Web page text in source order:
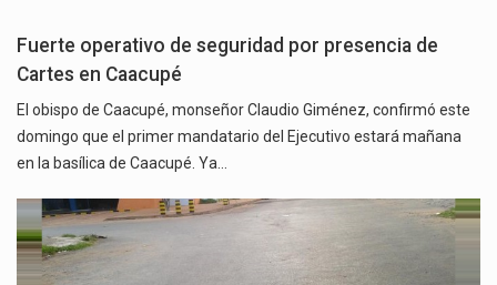
Fuerte operativo de seguridad por presencia de
Cartes en Caacupé
El obispo de Caacupé, monseñor Claudio Giménez, confirmó este
domingo que el primer mandatario del Ejecutivo estará mañana
en la basílica de Caacupé. Ya…